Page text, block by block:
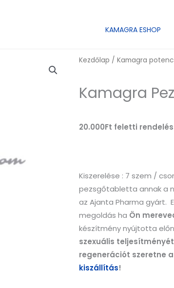
KAMAGRA ESHOP
Kezdőlap / Kamagra
Kamagra
20.000Ft feletti
Kiszerelése : 7 szem /
pezsgőtabletta annak a
az Ajanta Pharma gyárt.
megoldás ha Ön
készítmény nyújtotta
szexuális
regenerációt szeretne
kiszállítás!